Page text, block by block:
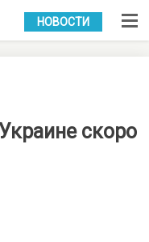
УКР РУС
НОВОСТИ
скоро